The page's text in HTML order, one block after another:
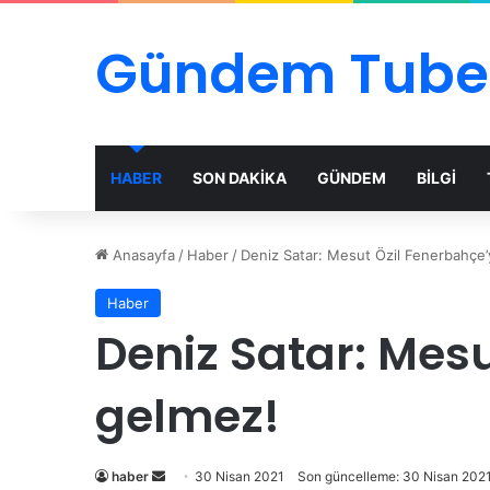
Gündem Tube
HABER SON DAKİKA GÜNDEM BİLGİ
Anasayfa / Haber / Deniz Satar: Mesut Özil
Haber
Deniz Satar:
gelmez!
haber
Bir
30 Nisan 2021 Son güncelleme: 30 Nisan 2021